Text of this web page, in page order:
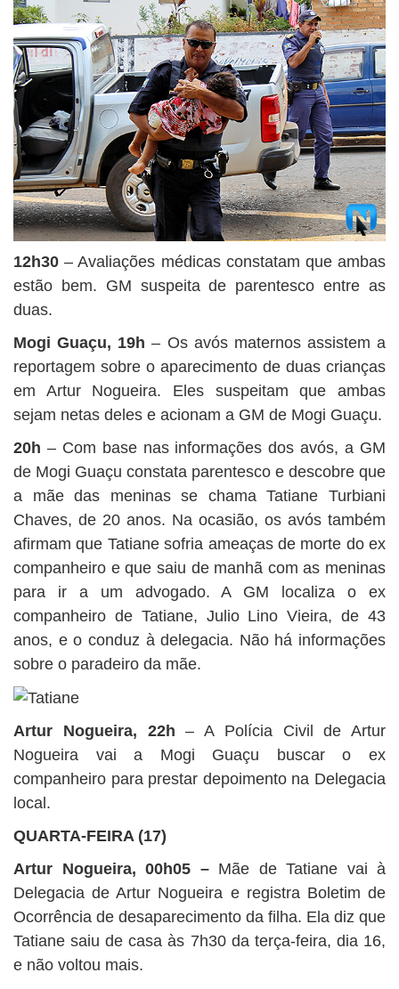
12h30 – Avaliações médicas constatam que ambas
estão bem. GM suspeita de parentesco entre as
duas.
Mogi Guaçu, 19h – Os avós maternos assistem a
reportagem sobre o aparecimento de duas crianças
em Artur Nogueira. Eles suspeitam que ambas
sejam netas deles e acionam a GM de Mogi Guaçu.
20h – Com base nas informações dos avós, a GM
de Mogi Guaçu constata parentesco e descobre que
a mãe das meninas se chama Tatiane Turbiani
Chaves, de 20 anos. Na ocasião, os avós também
afirmam que Tatiane sofria ameaças de morte do ex
companheiro e que saiu de manhã com as meninas
para ir a um advogado. A GM localiza o ex
companheiro de Tatiane, Julio Lino Vieira, de 43
anos, e o conduz à delegacia. Não há informações
sobre o paradeiro da mãe.
Artur Nogueira, 22h – A Polícia Civil de Artur
Nogueira vai a Mogi Guaçu buscar o ex
companheiro para prestar depoimento na Delegacia
local.
QUARTA-FEIRA (17)
Artur Nogueira, 00h05 – Mãe de Tatiane vai à
Delegacia de Artur Nogueira e registra Boletim de
Ocorrência de desaparecimento da filha. Ela diz que
Tatiane saiu de casa às 7h30 da terça-feira, dia 16,
e não voltou mais.